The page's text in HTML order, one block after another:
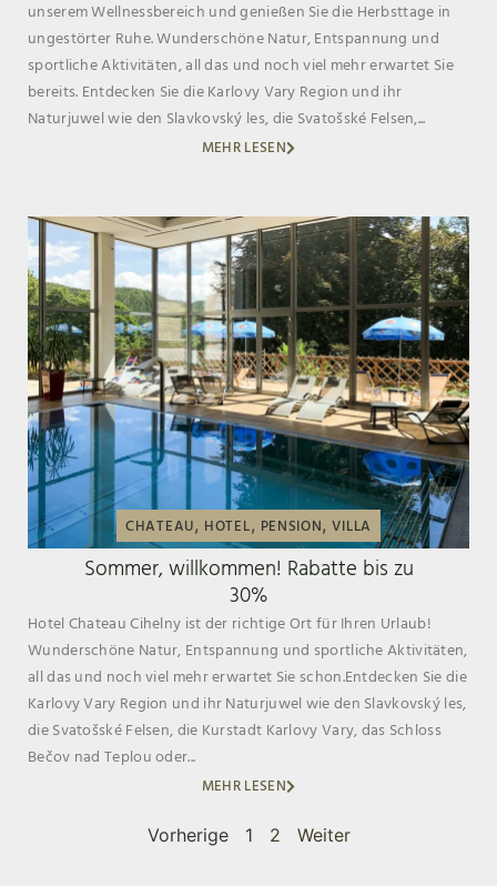
unserem Wellnessbereich und genießen Sie die Herbsttage in
ungestörter Ruhe. Wunderschöne Natur, Entspannung und
sportliche Aktivitäten, all das und noch viel mehr erwartet Sie
bereits. Entdecken Sie die Karlovy Vary Region und ihr
Naturjuwel wie den Slavkovský les, die Svatošské Felsen,...
MEHR LESEN
CHATEAU, HOTEL, PENSION, VILLA
Sommer, willkommen! Rabatte bis zu
30%
Hotel Chateau Cihelny ist der richtige Ort für Ihren Urlaub!
Wunderschöne Natur, Entspannung und sportliche Aktivitäten,
all das und noch viel mehr erwartet Sie schon.Entdecken Sie die
Karlovy Vary Region und ihr Naturjuwel wie den Slavkovský les,
die Svatošské Felsen, die Kurstadt Karlovy Vary, das Schloss
Bečov nad Teplou oder...
MEHR LESEN
Vorherige 1 2 Weiter